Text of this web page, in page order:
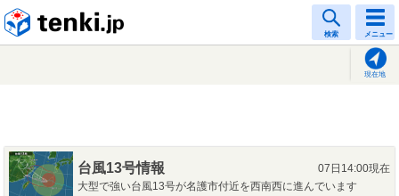
検索 メニュー
現在地
台風13号情報
07日14:00現在
大型で強い台風13号が名護市付近を西南西に進んでいます